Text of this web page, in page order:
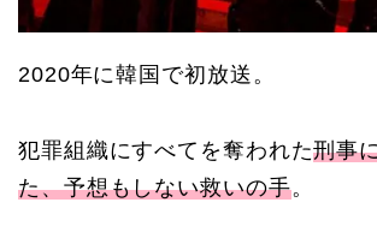
2020年に韓国で初放送。
犯罪組織にすべてを奪われた刑事
た、予想もしない救いの手。